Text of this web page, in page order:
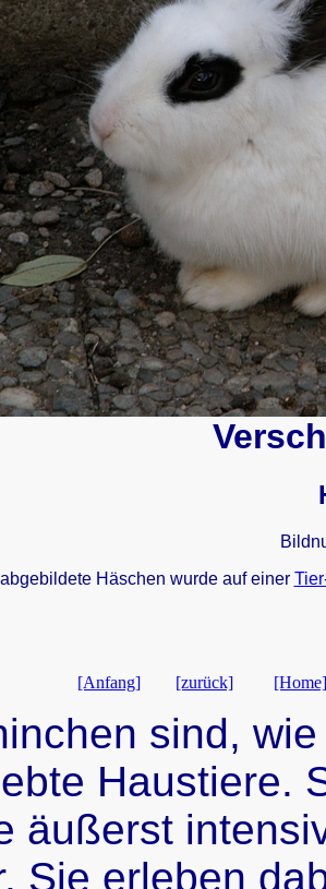
Häschen wurde auf einer
[Anfang] [zurück] [Home]
sind,
Haustiere.
äußerst
Sie erleben